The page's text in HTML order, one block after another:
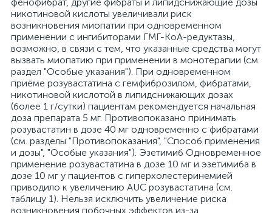
никотиновой кислоты увеличивали риск
возникновения миопатии при одновременном
применении с ингибиторами ГМГ-КоА-редуктазы,
возможно, в связи с тем, что указанные средства могут
вызвать миопатию при применении в монотерапии (см.
раздел "Особые указания"). При одновременном
приёме розувастатина с гемфиброзилом, фибратами,
никотиновой кислотой в липидснижающих дозах
(более 1 г/сутки) пациентам рекомендуется начальная
доза препарата 5 мг. Противопоказано принимать
розувастатин в дозе 40 мг одновременно с фибратами
(см. разделы "Противопоказания", "Способ применения
и дозы", "Особые указания"). Эзетимиб Одновременное
применение розувастатина в дозе 10 мг и эзетимиба в
дозе 10 мг у пациентов с гиперхолестеринемией
приводило к увеличению AUC розувастатина (см.
таблицу 1). Нельзя исключить увеличение риска
возникновения побочных эффектов из-за